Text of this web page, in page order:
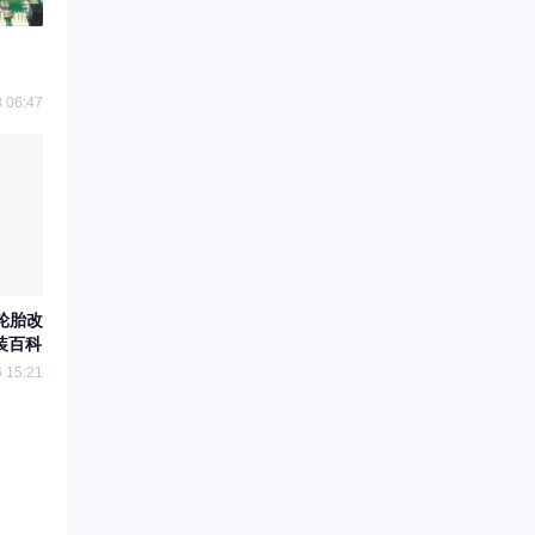
06:47
胎改
百科
15:21